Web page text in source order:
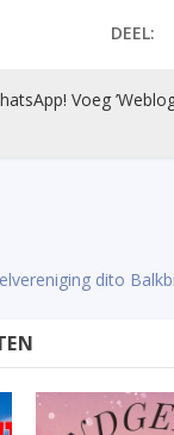
DEEL:
Voeg
dito